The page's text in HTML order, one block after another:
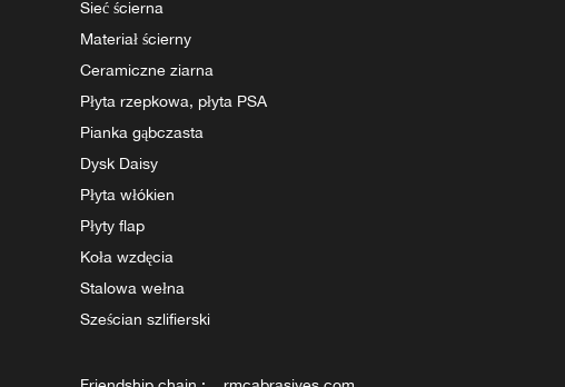
Sieć ścierna
Materiał ścierny
Ceramiczne ziarna
Płyta rzepkowa, płyta PSA
Pianka gąbczasta
Dysk Daisy
Płyta włókien
Płyty flap
Koła wzdęcia
Stalowa wełna
Sześcian szlifierski